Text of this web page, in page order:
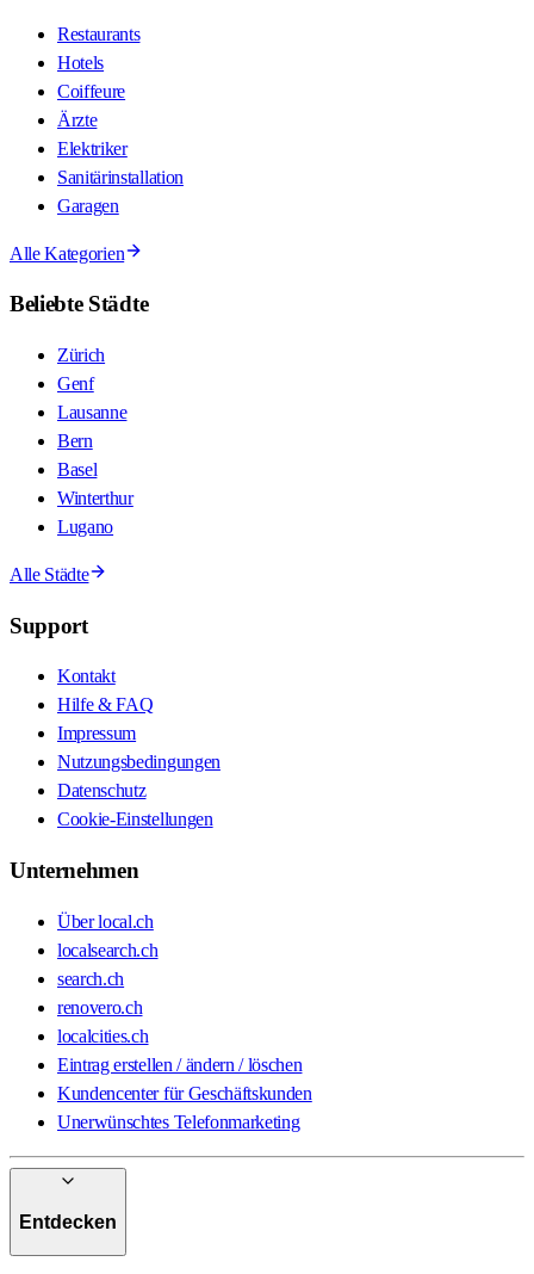
Restaurants
Hotels
Coiffeure
Ärzte
Elektriker
Sanitärinstallation
Garagen
Alle Kategorien
Beliebte Städte
Zürich
Genf
Lausanne
Bern
Basel
Winterthur
Lugano
Alle Städte
Support
Kontakt
Hilfe & FAQ
Impressum
Nutzungsbedingungen
Datenschutz
Cookie-Einstellungen
Unternehmen
Über local.ch
localsearch.ch
search.ch
renovero.ch
localcities.ch
Eintrag erstellen / ändern / löschen
Kundencenter für Geschäftskunden
Unerwünschtes Telefonmarketing
Entdecken